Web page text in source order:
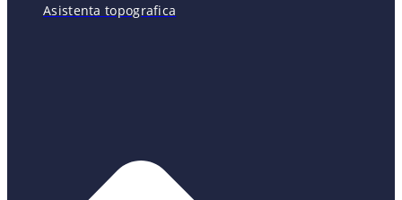
Asistenta topografica